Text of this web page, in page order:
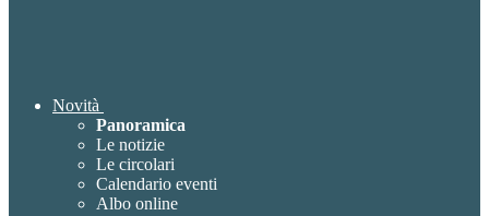
Novità
Panoramica
Le notizie
Le circolari
Calendario eventi
Albo online